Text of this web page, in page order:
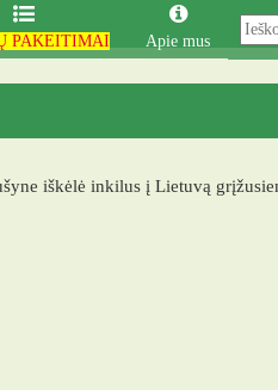
PAKEITIMAI Apie mus
iškėlė inkilus į Lietuvą